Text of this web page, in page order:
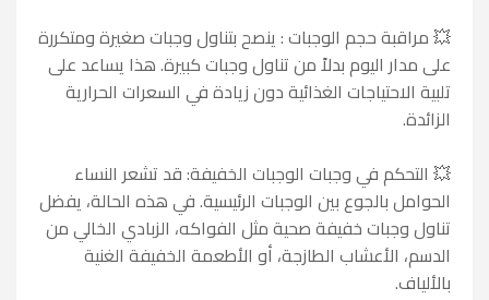
💥مراقبة حجم الوجبات : ينصح بتناول وجبات صغيرة ومتكررة
على مدار اليوم بدلاً من تناول وجبات كبيرة. هذا يساعد على
تلبية الاحتياجات الغذائية دون زيادة في السعرات الحرارية
الزائدة.
💥 التحكم في وجبات الوجبات الخفيفة: قد تشعر النساء
الحوامل بالجوع بين الوجبات الرئيسية. في هذه الحالة، يفضل
تناول وجبات خفيفة صحية مثل الفواكه، الزبادي الخالي من
الدسم، الأعشاب الطازجة، أو الأطعمة الخفيفة الغنية
بالألياف.